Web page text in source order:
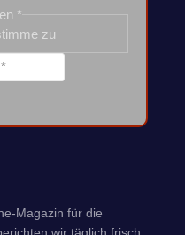
*
zu
Magazin für die